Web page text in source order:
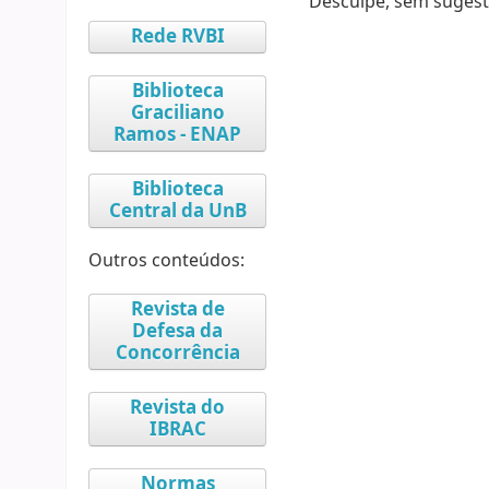
Rede RVBI
Biblioteca
Graciliano
Ramos - ENAP
Biblioteca
Central da UnB
Outros conteúdos:
Revista de
Defesa da
Concorrência
Revista do
IBRAC